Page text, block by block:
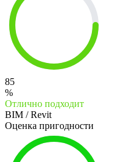
85
%
Отлично подходит
BIM / Revit
Оценка пригодности